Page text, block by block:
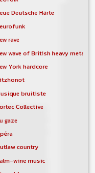
Deutsche Härte
rave
wave of British heavy metal
York hardcore
bruitiste
Collective
gaze
country
wine music